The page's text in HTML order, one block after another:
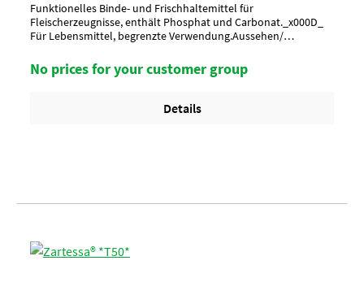
Funktionelles Binde- und Frischhaltemittel für
Fleischerzeugnisse, enthält Phosphat und Carbonat._x000D_
Für Lebensmittel, begrenzte Verwendung.Aussehen/
20 % Zunahme, ca. 20 g je kg Fleisch bei 20-25 %
ZunahmeUmverpackungPalette à 30 SackArtikel-StatusHalal
No prices for your customer group
Details